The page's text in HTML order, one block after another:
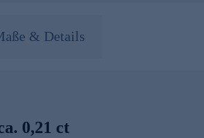
& Details
0,21 ct